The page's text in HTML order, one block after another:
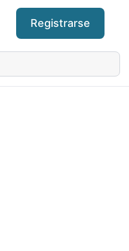
Registrarse